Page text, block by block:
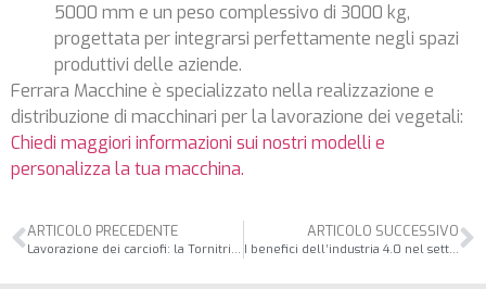
5000 mm e un peso complessivo di 3000 kg,
progettata per integrarsi perfettamente negli spazi
produttivi delle aziende.
Ferrara Macchine è specializzato nella realizzazione e
distribuzione di macchinari per la lavorazione dei vegetali:
Chiedi maggiori informazioni sui nostri modelli e
personalizza la tua macchina.
ARTICOLO PRECEDENTE
Lavorazione dei carciofi: la Tornitrice Spicchiatrice
ARTICOLO SUCCESSIVO
I benefici dell’industria 4.0 nel settore alimentare